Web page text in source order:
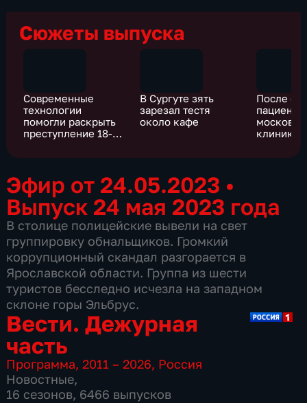
Сюжеты выпуска
Современные
технологии
помогли раскрыть
преступление 18-
В Сургуте зять
зарезал тестя
около кафе
После
клиники
Эфир от 24.05.2023 •
Выпуск 24 мая 2023 года
В столице полицейские вывели на свет
группировку обнальщиков. Громкий
коррупционный скандал разгорается в
Ярославской области. Группа из шести
туристов бесследно исчезла на западном
склоне горы Эльбрус.
Вести. Дежурная
часть
Программа,2011 – 2026, Россия
Новостные,
16 сезонов, 6466 выпусков